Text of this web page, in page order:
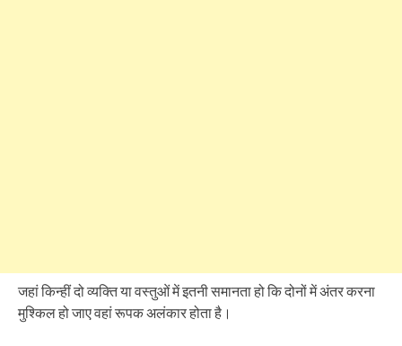
जहां किन्हीं दो व्यक्ति या वस्तुओं में इतनी समानता हो कि दोनों में अंतर करना
मुश्किल हो जाए वहां रूपक अलंकार होता है।